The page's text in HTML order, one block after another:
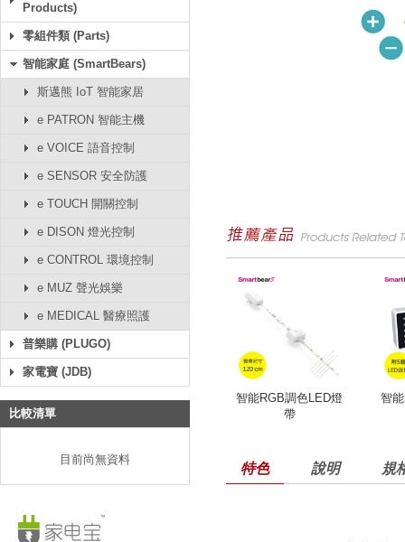
Products)
零組件類 (Parts)
智能家庭 (SmartBears)
斯邁熊 IoT 智能家居
e PATRON 智能主機
e VOICE 語音控制
e SENSOR 安全防護
e TOUCH 開關控制
e DISON 燈光控制
e CONTROL 環境控制
e MUZ 聲光娛樂
e MEDICAL 醫療照護
普樂購 (PLUGO)
家電寶 (JDB)
比較清單
目前尚無資料
智能RGB調色LED燈
帶
智
特色 說明 規